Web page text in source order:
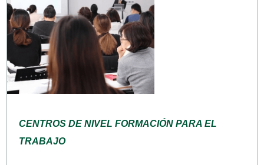
CENTROS DE NIVEL FORMACIÓN PARA EL
TRABAJO